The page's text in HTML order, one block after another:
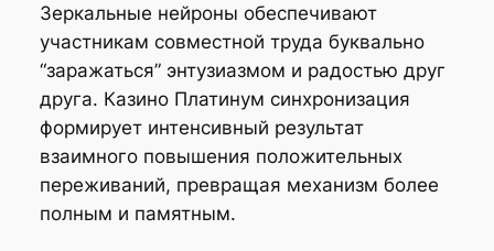
Зеркальные нейроны обеспечивают
участникам совместной труда буквально
“заражаться” энтузиазмом и радостью друг
друга. Казино Платинум синхронизация
формирует интенсивный результат
взаимного повышения положительных
переживаний, превращая механизм более
полным и памятным.